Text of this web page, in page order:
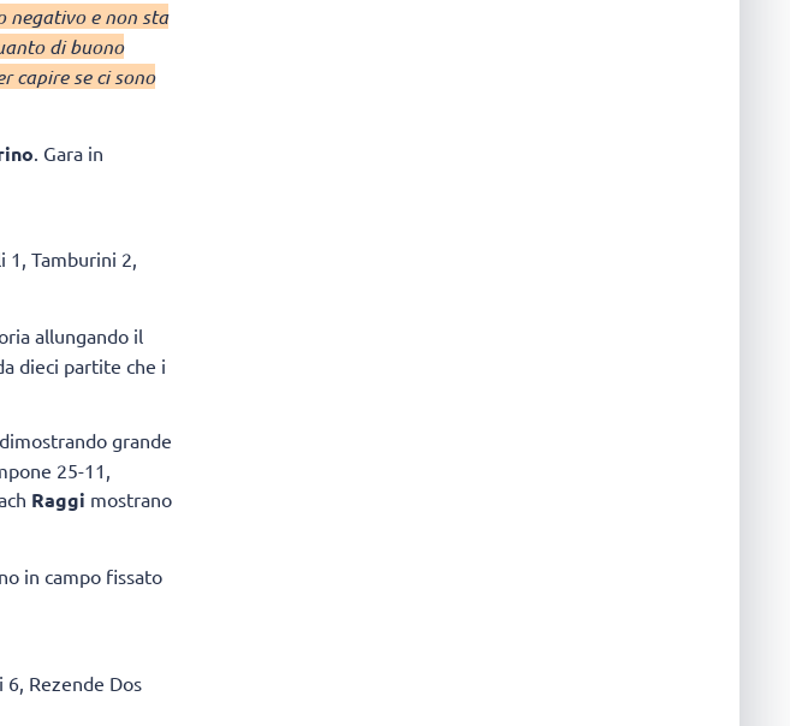
negativo e non sta
di buono
capire se ci sono
. Gara in
1, Tamburini 2,
allungando il
dieci partite che i
grande
25-11,
Raggi mostrano
in campo fissato
Rezende Dos